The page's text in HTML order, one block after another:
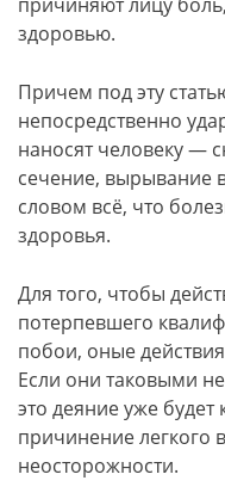
здоровью.
Причем под эту
непосредственно
наносят человеку —
сечение, вырывание
словом всё, что
здоровья.
Для того, чтобы
потерпевшего
побои, оные
Если они таковыми
это деяние уже
причинение легкого
неосторожности.